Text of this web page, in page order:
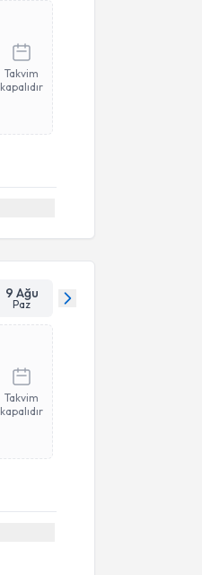
Takvim
kapalıdır
9 Ağu
Paz
Takvim
kapalıdır